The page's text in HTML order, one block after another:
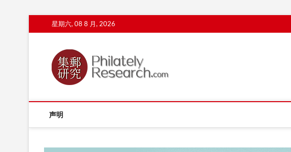
to
星期六, 08 8 月, 2026
声明